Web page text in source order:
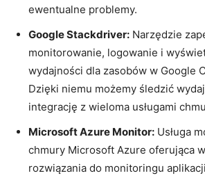
ewentualne problemy.
Google Stackdriver: Narzędzie
monitorowanie, logowanie i
⁢wydajności dla zasobów w Google
Dzięki niemu możemy śledzić⁣
integrację z​ wieloma usługami
Microsoft⁢ Azure Monitor: Usługa
chmury‌ Microsoft Azure oferująca
rozwiązania do monitoringu